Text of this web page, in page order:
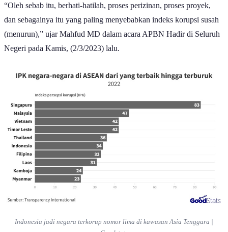
“Oleh sebab itu, berhati-hatilah, proses perizinan, proses proyek,
dan sebagainya itu yang paling menyebabkan indeks korupsi susah
(menurun),” ujar Mahfud MD dalam acara APBN Hadir di Seluruh
Negeri pada Kamis, (2/3/2023) lalu.
Indonesia jadi negara terkorup nomor lima di kawasan Asia Tenggara |